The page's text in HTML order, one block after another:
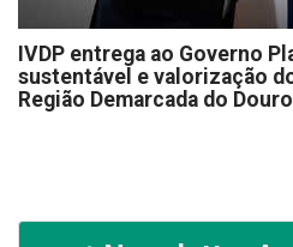
IVDP entrega ao Governo
sustentável e valorização
Região Demarcada do Douro